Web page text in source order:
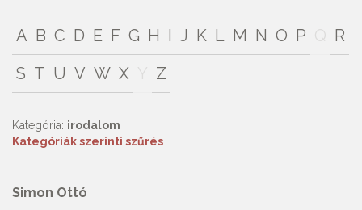
A B C D E F G H I J K L M N O P
R
S T U V W X Z
Kategória: irodalom
Kategóriák szerinti szűrés
Simon Ottó